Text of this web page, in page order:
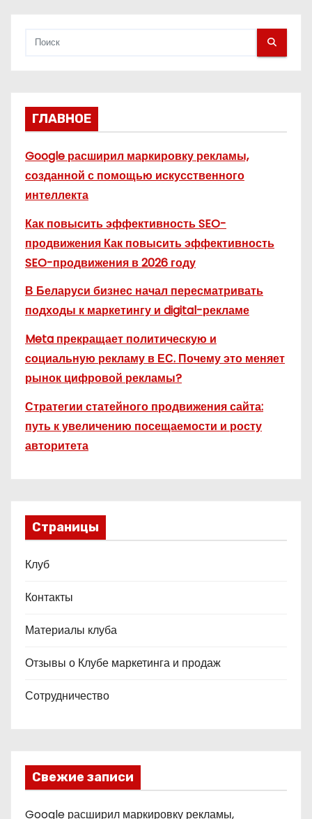
ГЛАВНОЕ
Google расширил маркировку рекламы,
созданной с помощью искусственного
интеллекта
Как повысить эффективность SEO-
продвижения Как повысить эффективность
SEO-продвижения в 2026 году
В Беларуси бизнес начал пересматривать
подходы к маркетингу и digital-рекламе
Meta прекращает политическую и
социальную рекламу в ЕС. Почему это меняет
рынок цифровой рекламы?
Стратегии статейного продвижения сайта:
путь к увеличению посещаемости и росту
авторитета
Страницы
Клуб
Контакты
Материалы клуба
Отзывы о Клубе маркетинга и продаж
Сотрудничество
Свежие записи
Google расширил маркировку рекламы,